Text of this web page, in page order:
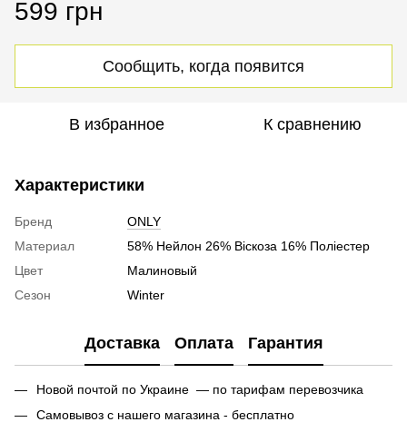
599 грн
Сообщить, когда появится
В избранное К сравнению
Характеристики
Бренд
ONLY
Материал
58% Нейлон 26% Віскоза 16% Поліестер
Цвет
Малиновый
Сезон
Winter
Доставка Оплата Гарантия
Новой почтой по Украине — по тарифам перевозчика
Самовывоз с нашего магазина - бесплатно